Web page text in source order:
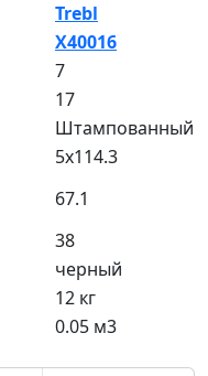
Trebl
X40016
7
17
Штампованный
5x114.3
67.1
38
черный
12 кг
0.05 м3